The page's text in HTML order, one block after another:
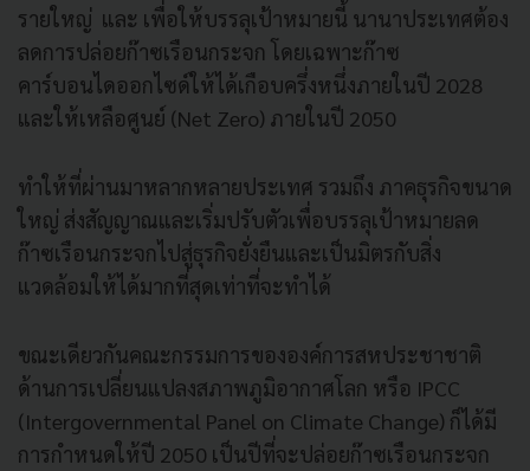
รายใหญ่ และ เพื่อให้บรรลุเป้าหมายนี้ นานาประเทศต้อง
ลดการปล่อยก๊าซเรือนกระจก โดยเฉพาะก๊าซ
คาร์บอนไดออกไซด์ให้ได้เกือบครึ่งหนึ่งภายในปี 2028
และให้เหลือศูนย์ (Net Zero) ภายในปี 2050
ทำให้ที่ผ่านมาหลากหลายประเทศ รวมถึง ภาคธุรกิจขนาด
ใหญ่ ส่งสัญญาณและเริ่มปรับตัวเพื่อบรรลุเป้าหมายลด
ก๊าซเรือนกระจกไปสู่ธุรกิจยั่งยืนและเป็นมิตรกับสิ่ง
แวดล้อมให้ได้มากที่สุดเท่าที่จะทำได้
ขณะเดียวกันคณะกรรมการขององค์การสหประชาชาติ
ด้านการเปลี่ยนแปลงสภาพภูมิอากาศโลก หรือ IPCC
(Intergovernmental Panel on Climate Change) ก็ได้มี
การกำหนดให้ปี 2050 เป็นปีที่จะปล่อยก๊าซเรือนกระจก